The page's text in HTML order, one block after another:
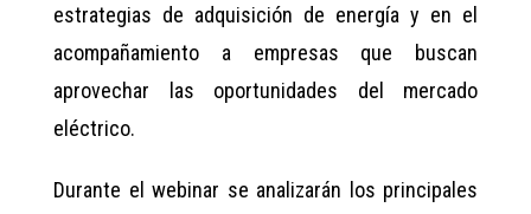
estrategias de adquisición de energía y en el
acompañamiento a empresas que buscan
aprovechar las oportunidades del mercado
eléctrico.
Durante el webinar se analizarán los principales